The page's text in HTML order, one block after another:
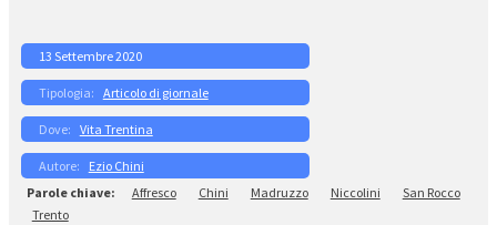
13 Settembre 2020
Articolo di giornale
Vita Trentina
Ezio Chini
Affresco
Chini Madruzzo Niccolini
San Rocco
Trento